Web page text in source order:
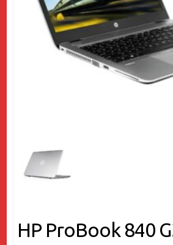
HP ProBook 840